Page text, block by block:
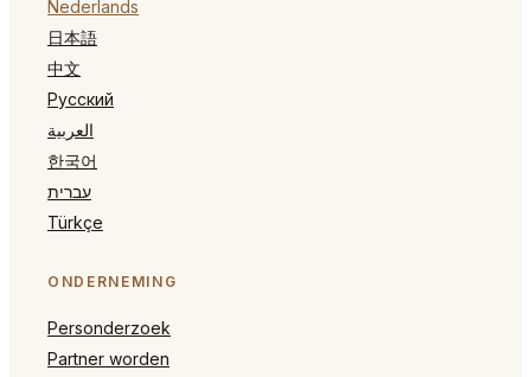
Nederlands
日本語
中文
Русский
العربية
한국어
עברית
Türkçe
ONDERNEMING
Personderzoek
Partner worden